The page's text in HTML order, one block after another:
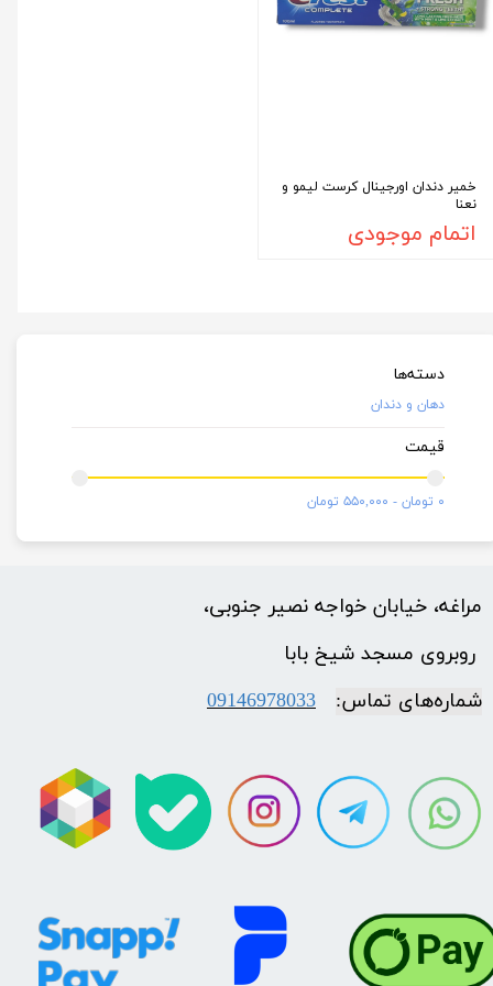
دسته‌ها
دهان و دندان
قیمت
۰ تومان - ۵۵۰,۰۰۰ تومان
خمیر دندان اورجینال کرست لیمو و
نعنا
اتمام موجودی
مراغه، خیابان خواجه نصیر جنوبی،
​​​​​​​ روبروی مسجد شیخ بابا
شماره‌‌های تماس:
09146978033